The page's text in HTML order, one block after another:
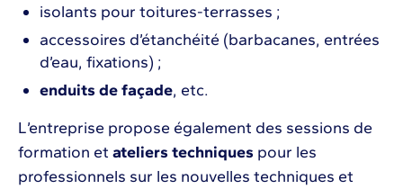
isolants pour toitures-terrasses ;
accessoires d’étanchéité (barbacanes, entrées
d’eau, fixations) ;
enduits de façade, etc.
L’entreprise propose également des sessions de
formation et ateliers techniques pour les
professionnels sur les nouvelles techniques et